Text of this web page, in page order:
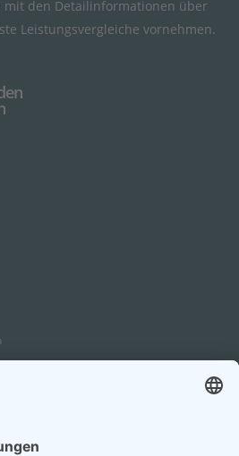
mit den Detailinformationen über
Leistungsvergleiche vornehmen.